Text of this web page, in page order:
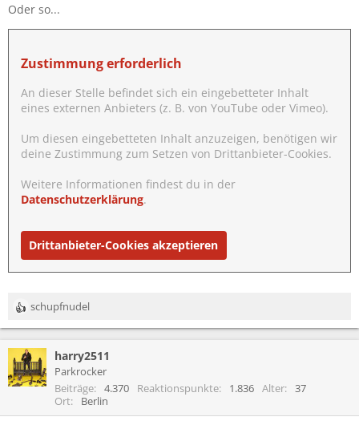
Oder so...
Zustimmung erforderlich
An dieser Stelle befindet sich ein eingebetteter Inhalt
eines externen Anbieters (z. B. von YouTube oder Vimeo).
Um diesen eingebetteten Inhalt anzuzeigen, benötigen wir
deine Zustimmung zum Setzen von Drittanbieter-Cookies.
Weitere Informationen findest du in der
Datenschutzerklärung.
Drittanbieter-Cookies akzeptieren
R
e
k
t
i
n
schupfnudel
harry2511
Parkrocker
Beiträge
4.370 Reaktionspunkte 1.836 Alter
37
Ort
Berlin